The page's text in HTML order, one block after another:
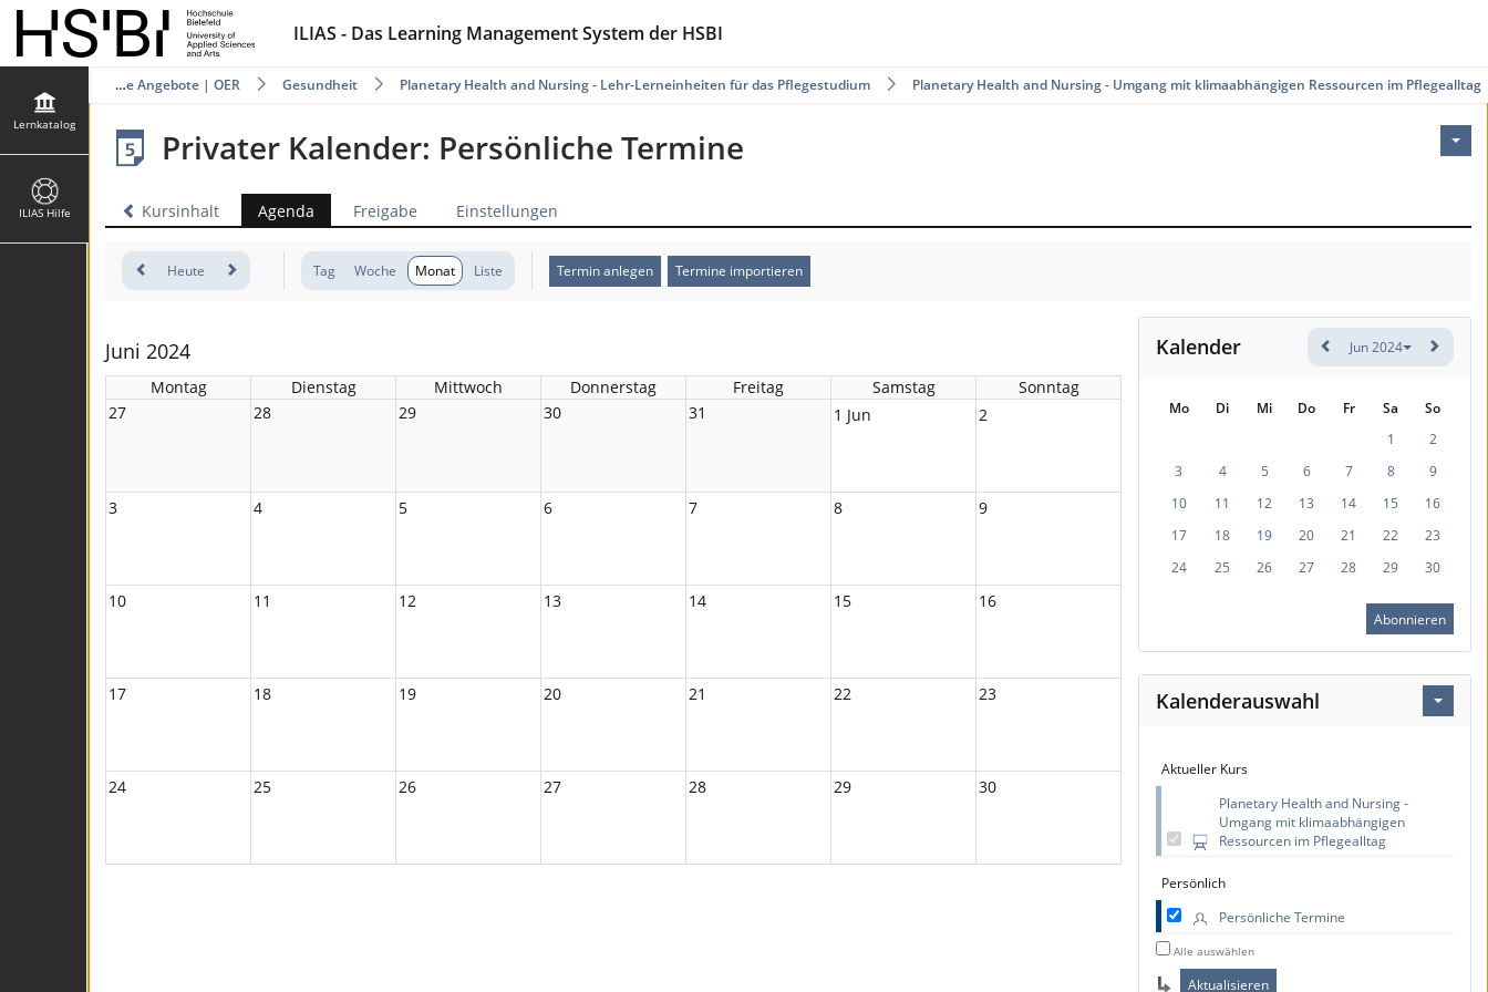
ILIAS - Das Learning Management System der HSBI
Lernkatalog
ILIAS Hilfe
Offene Angebote | OER Gesundheit Planetary Health and Nursing - Lehr-Lerneinheiten für das Pflegestudium Planetary Health and Nursing - Umgang mit klimaabhängigen Ressourcen im Pflegealltag
Privater Kalender: Persönliche Termine
Kursinhalt Agenda Freigabe Einstellungen
Heute Tag Woche Monat Liste Termin anlegen Termine importieren
Juni 2024
Montag Dienstag Mittwoch Donnerstag Freitag Samstag
Sonntag
27
28 29 30 31 1 Jun 2
3 4 5 6 7 8 9
10 11 12 13 14 15 16
17 18 19 20 21 22 23
24 25 26 27 28 29 30
Kalender Jun 2024
Mo Di Mi Do Fr Sa
So
1
2
3
4 5 6 7 8
9
10
11 12 13 14 15
16
17
18 19 20 21 22
23
24
25 26 27 28 29 30
Abonnieren
Kalenderauswahl
Aktueller Kurs
Planetary Health and Nursing -
Umgang mit klimaabhängigen
Ressourcen im Pflegealltag
Persönlich
Persönliche Termine
Alle auswählen